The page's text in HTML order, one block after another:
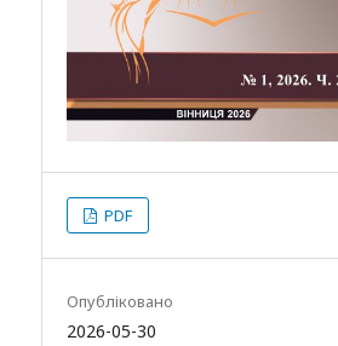
PDF
Опубліковано
2026-05-30